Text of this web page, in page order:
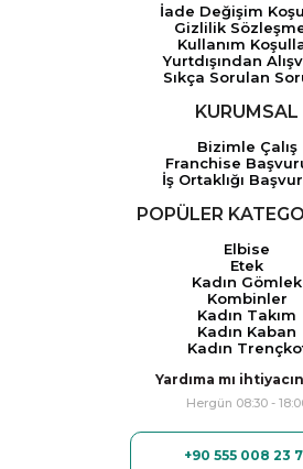
İade Değişim
Gizlilik
Kullanım
Yurtdışından
Sıkça Sorulan
KURUMSAL
Bizimle Çalış
Franchise
İş Ortaklığı
POPÜLER
Elbise
Etek
Kadın Gömlek
Kombinler
Kadın Takım
Kadın Kaban
Kadın
Yardıma mı
Hergün 08:30 -
+90 555 008 23